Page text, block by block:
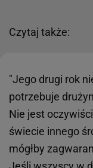
Czytaj także:
"Jego drugi rok
potrzebuje
Nie jest
świecie innego
mógłby